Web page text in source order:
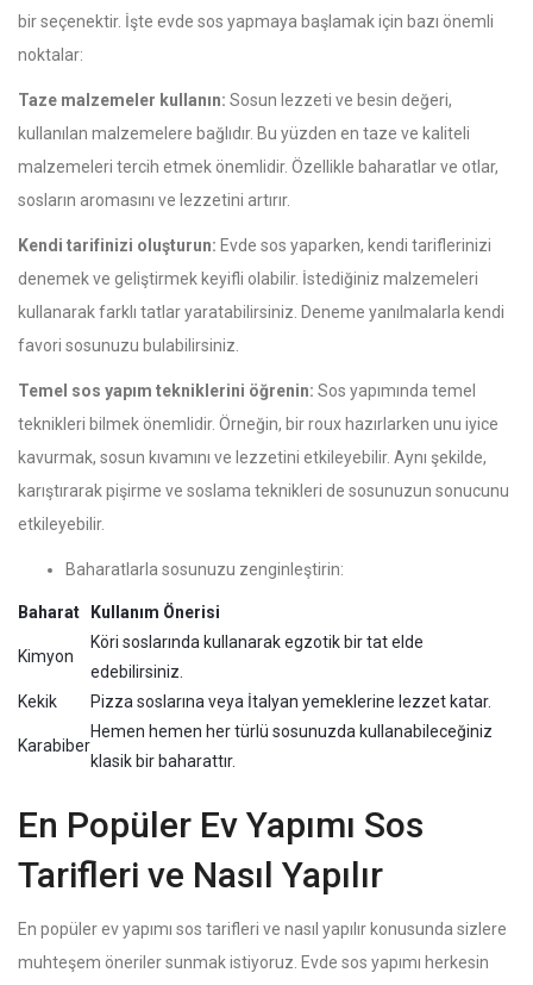
bir seçenektir. İşte evde sos yapmaya başlamak için bazı önemli
noktalar:
Taze malzemeler kullanın: Sosun lezzeti ve besin değeri,
kullanılan malzemelere bağlıdır. Bu yüzden en taze ve kaliteli
malzemeleri tercih etmek önemlidir. Özellikle baharatlar ve otlar,
sosların aromasını ve lezzetini artırır.
Kendi tarifinizi oluşturun: Evde sos yaparken, kendi tariflerinizi
denemek ve geliştirmek keyifli olabilir. İstediğiniz malzemeleri
kullanarak farklı tatlar yaratabilirsiniz. Deneme yanılmalarla kendi
favori sosunuzu bulabilirsiniz.
Temel sos yapım tekniklerini öğrenin: Sos yapımında temel
teknikleri bilmek önemlidir. Örneğin, bir roux hazırlarken unu iyice
kavurmak, sosun kıvamını ve lezzetini etkileyebilir. Aynı şekilde,
karıştırarak pişirme ve soslama teknikleri de sosunuzun sonucunu
etkileyebilir.
Baharatlarla sosunuzu zenginleştirin:
Baharat Kullanım Önerisi
Kimyon
Köri soslarında kullanarak egzotik bir tat elde
edebilirsiniz.
Kekik
Pizza soslarına veya İtalyan yemeklerine lezzet katar.
Karabiber
Hemen hemen her türlü sosunuzda kullanabileceğiniz
klasik bir baharattır.
En Popüler Ev Yapımı Sos
Tarifleri ve Nasıl Yapılır
En popüler ev yapımı sos tarifleri ve nasıl yapılır konusunda sizlere
muhteşem öneriler sunmak istiyoruz. Evde sos yapımı herkesin